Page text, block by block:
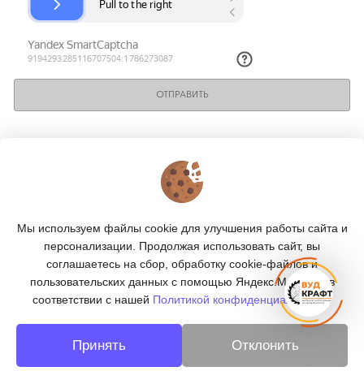
ОТПРАВИТЬ
КАТАЛОГ
ПОДПИСКА
Мы используем файлы cookie для улучшения работы сайта и
персонализации. Продолжая использовать сайт, вы
соглашаетесь на сбор, обработку cookie-файлов и
пользовательских данных с помощью Яндекс.Метрика, в
соответствии с нашей Политикой конфиденциальности.
Принять Отклонить